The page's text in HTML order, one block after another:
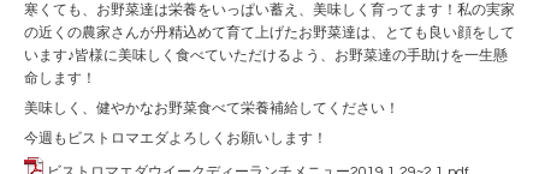
寒くても、お野菜達は栄養をいっぱい蓄え、美味しく育ってます！私の実家
の近くの農家さんが丹精込めて育て上げたお野菜達は、とても良い顔をして
います♪皆様に美味しく食べていただけるよう、お野菜達の手助けを一生懸
命します！
美味しく、健やかなお野菜食べて栄養補給してください！
今週もビストロマエダよろしくお願いします！